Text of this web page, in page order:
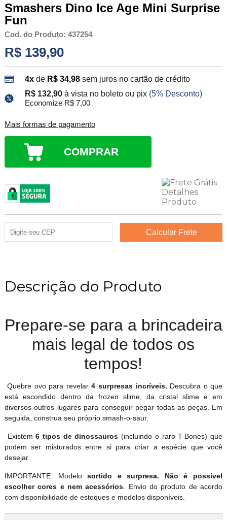
Smashers Dino Ice Age Mini Surprise
Fun
Cod. do Produto: 437254
R$ 139,90
4xde R$ 34,98 sem juros no cartão de crédito
R$ 132,90 à vista no boleto ou pix (5% Desconto)
Economize R$ 7,00
Mais formas de pagamento
COMPRAR
Descrição do Produto
Prepare-se para a brincadeira
mais legal de todos os
tempos!
Quebre ovo para revelar4 surpresas incríveis. Descubra o que
está escondido dentro da frozen slime, da cristal slime e em
diversos outros lugares para conseguir pegar todas as peças. Em
seguida, construa seu próprio smash-o-saur.
Existem6 tipos de dinossauros (incluindo o raro T-Bones) que
podem ser misturados entre si para criar a espécie que você
desejar.
IMPORTANTE: Modelosortido e surpresa.
Não é possível
escolher cores e nem acessórios. Envio do produto de acordo
com disponibilidade de estoques e modelos disponíveis.